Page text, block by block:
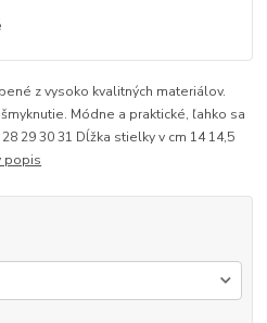
z vysoko kvalitných materiálov.
Módne a praktické, ľahko sa
29 30 31 Dĺžka stielky v cm 14 14,5
popis